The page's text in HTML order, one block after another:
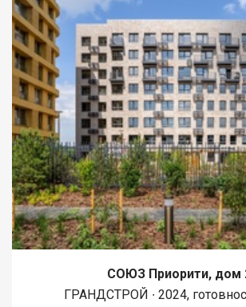
СОЮЗ Приорити, дом
ГРАНДСТРОЙ ∙ 2024,